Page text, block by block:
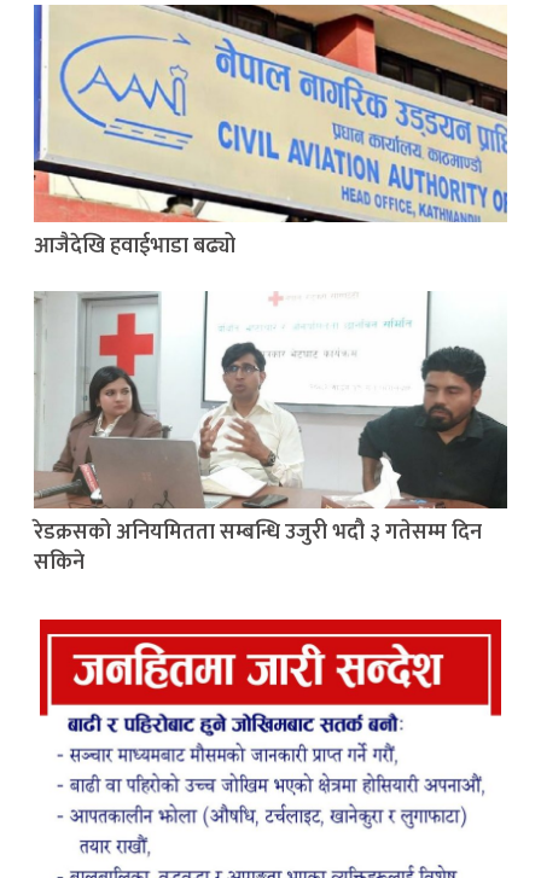
आजैदेखि हवाईभाडा बढ्यो
रेडक्रसको अनियमितता सम्बन्धि उजुरी भदौ ३ गतेसम्म दिन
सकिने